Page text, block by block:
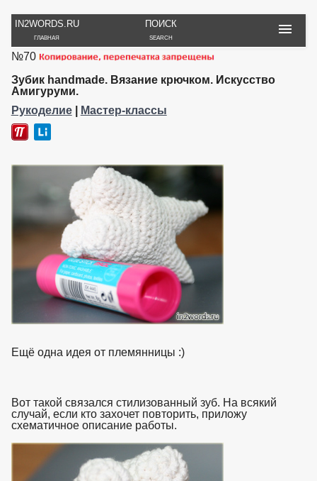
IN2WORDS.RU
ГЛАВНАЯ
ПОИСК
SEARCH
РУКОДЕЛИЕ ТОВАРЫ ПУТЕШЕСТВИЯ
ИГРЫ
№70
Зубик handmade. Вязание крючком. Искусство
Амигуруми.
Рукоделие| Мастер-классы
Ещё одна идея от племянницы :)
Вот такой связался стилизованный зуб. На всякий
случай, если кто захочет повторить, приложу
схематичное описание работы.